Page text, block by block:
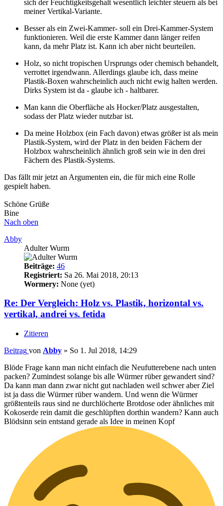
sich der Feuchtigkeitsgehalt wesentlich leichter steuern als bei
meiner Vertikal-Variante.
Besser als ein Zwei-Kammer- soll ein Drei-Kammer-System
funktionieren. Weil die erste Kammer dann länger reifen
kann, da mehr Platz ist. Kann ich aber nicht beurteilen.
Holz, so nicht tropischen Ursprungs oder chemisch behandelt,
verrottet irgendwann. Allerdings glaube ich, dass meine
Plastik-Boxen wahrscheinlich auch nicht ewig halten werden.
Dirks System ist da - glaube ich - haltbarer.
Man kann die Oberfläche als Hocker/Platz ausgestalten,
sodass der Platz wieder nutzbar ist.
Da meine Holzbox (ein Fach davon) etwas größer ist als mein
Plastik-System, wird der Platz in den beiden Fächern der
Holzbox wahrscheinlich ähnlich groß sein wie in den drei
Fächern des Plastik-Systems.
Das fällt mir jetzt an Argumenten ein, die für mich eine Rolle
gespielt haben.
Schöne Grüße
Bine
Nach oben
Abby
Adulter Wurm
Beiträge: 46
Registriert: Sa 26. Mai 2018, 20:13
Wormery: None (yet)
Re: Der Vergleich: Holz vs. Plastik, horizontal vs.
vertikal, andrei vs. fetida
Zitieren
Beitrag von Abby » So 1. Jul 2018, 14:29
Blöde Frage kann man nicht einfach die Neufutterebene nach unten
packen? Zumindest solange bis alle Würmer rüber gewandert sind?
Da kann man dann zwar nicht gut nachladen weil schwer aber Ziel
ist ja dass die Würmer rüber wandern. Und wenn die Würmer
größtenteils raus sind ne durchlöcherte Brotdose oder ähnliches mit
Kokoserde rein damit die geschlüpften dorthin wandern? Kann auch
Blödsinn sein entstand gerade als Idee in meinen Kopf